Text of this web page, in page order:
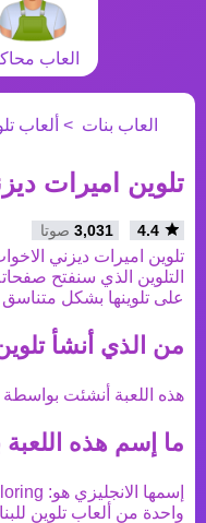
العاب
العاب بنات ألعاب
تلوين اميرات
3,031 صوتا
تلوين اميرات ديزني
التلوين الذي سنفتح
على تلوينها بشكل
من الذي أنشأ
هذه اللعبة أنشئت بواسطة
ما إسم هذه اللعبة
إسمها الانجليزي هو:
واحدة من ألعاب تلوين